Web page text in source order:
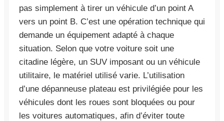
pas simplement à tirer un véhicule d’un point A
vers un point B. C’est une opération technique qui
demande un équipement adapté à chaque
situation. Selon que votre voiture soit une
citadine légère, un SUV imposant ou un véhicule
utilitaire, le matériel utilisé varie. L’utilisation
d’une dépanneuse plateau est privilégiée pour les
véhicules dont les roues sont bloquées ou pour
les voitures automatiques, afin d’éviter toute